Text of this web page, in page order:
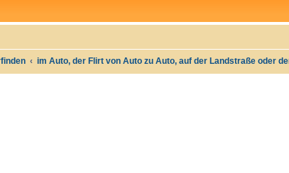
im Auto, der Flirt von Auto zu Auto, auf der Landstraße oder